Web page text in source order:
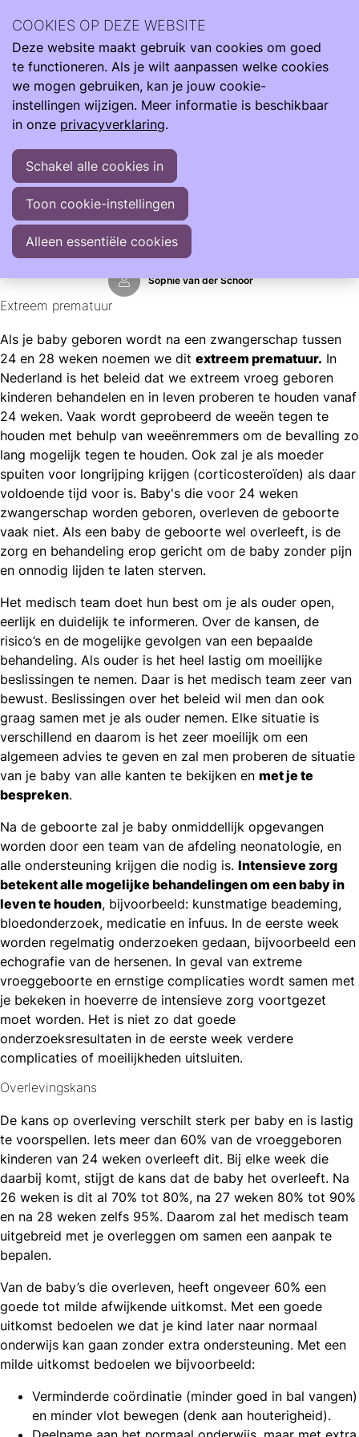
Zoeken
om je te ondersteunen als je kind te vroeg, te licht en ziek
geboren wordt.
Zwangerschap
Vroeggeboorte tussen 24 en 28 weken
Vroeggeboorte tussen 24 en 28 weken
Als je baby nu wordt geboren, is dit voor je als ouder een
hele spannende en onzekere tijd. Met deze informatie
leggen we een aantal dingen uit over de overleving en
lange termijn.
Sophie van der Schoor
Extreem prematuur
Als je baby geboren wordt na een zwangerschap tussen
24 en 28 weken noemen we dit extreem prematuur. In
Nederland is het beleid dat we extreem vroeg geboren
kinderen behandelen en in leven proberen te houden vanaf
24 weken. Vaak wordt geprobeerd de weeën tegen te
houden met behulp van weeënremmers om de bevalling zo
lang mogelijk tegen te houden. Ook zal je als moeder
spuiten voor longrijping krijgen (corticosteroïden) als daar
voldoende tijd voor is. Baby's die voor 24 weken
zwangerschap worden geboren, overleven de geboorte
vaak niet. Als een baby de geboorte wel overleeft, is de
zorg en behandeling erop gericht om de baby zonder pijn
en onnodig lijden te laten sterven.
Het medisch team doet hun best om je als ouder open,
eerlijk en duidelijk te informeren. Over de kansen, de
risico’s en de mogelijke gevolgen van een bepaalde
behandeling. Als ouder is het heel lastig om moeilijke
beslissingen te nemen. Daar is het medisch team zeer van
bewust. Beslissingen over het beleid wil men dan ook
graag samen met je als ouder nemen. Elke situatie is
verschillend en daarom is het zeer moeilijk om een
algemeen advies te geven en zal men proberen de situatie
van je baby van alle kanten te bekijken en met je te
bespreken.
Na de geboorte zal je baby onmiddellijk opgevangen
worden door een team van de afdeling neonatologie, en
alle ondersteuning krijgen die nodig is. Intensieve zorg
betekent alle mogelijke behandelingen om een baby in
leven te houden, bijvoorbeeld: kunstmatige beademing,
bloedonderzoek, medicatie en infuus. In de eerste week
worden regelmatig onderzoeken gedaan, bijvoorbeeld een
echografie van de hersenen. In geval van extreme
vroeggeboorte en ernstige complicaties wordt samen met
je bekeken in hoeverre de intensieve zorg voortgezet
moet worden. Het is niet zo dat goede
onderzoeksresultaten in de eerste week verdere
complicaties of moeilijkheden uitsluiten.
Overlevingskans
De kans op overleving verschilt sterk per baby en is lastig
te voorspellen. Iets meer dan 60% van de vroeggeboren
kinderen van 24 weken overleeft dit. Bij elke week die
daarbij komt, stijgt de kans dat de baby het overleeft. Na
26 weken is dit al 70% tot 80%, na 27 weken 80% tot 90%
en na 28 weken zelfs 95%. Daarom zal het medisch team
uitgebreid met je overleggen om samen een aanpak te
bepalen.
Van de baby’s die overleven, heeft ongeveer 60% een
goede tot milde afwijkende uitkomst. Met een goede
uitkomst bedoelen we dat je kind later naar normaal
onderwijs kan gaan zonder extra ondersteuning. Met een
milde uitkomst bedoelen we bijvoorbeeld:
Verminderde coördinatie (minder goed in bal vangen)
en minder vlot bewegen (denk aan houterigheid).
COOKIES OP DEZE WEBSITE
Deze website maakt gebruik van cookies om goed
te functioneren. Als je wilt aanpassen welke cookies
we mogen gebruiken, kan je jouw cookie-
instellingen wijzigen. Meer informatie is beschikbaar
in onze privacyverklaring.
Schakel alle cookies in
Toon cookie-instellingen
Alleen essentiële cookies